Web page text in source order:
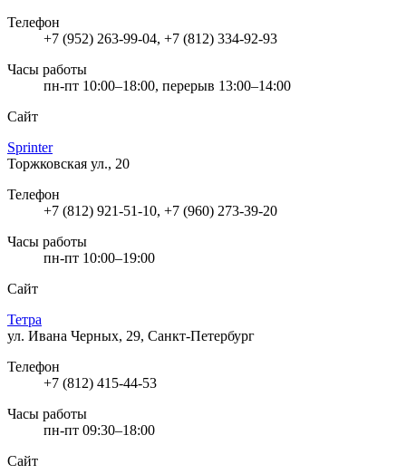
Телефон
+7 (952) 263-99-04, +7 (812) 334-92-93
Часы работы
пн-пт 10:00–18:00, перерыв 13:00–14:00
Сайт
Sprinter
Торжковская ул., 20
Телефон
+7 (812) 921-51-10, +7 (960) 273-39-20
Часы работы
пн-пт 10:00–19:00
Сайт
Тетра
ул. Ивана Черных, 29, Санкт-Петербург
Телефон
+7 (812) 415-44-53
Часы работы
пн-пт 09:30–18:00
Сайт